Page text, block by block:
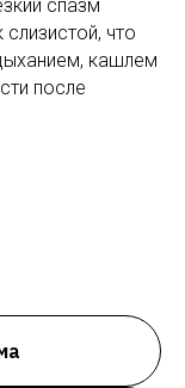
спазм
что
кашлем
после